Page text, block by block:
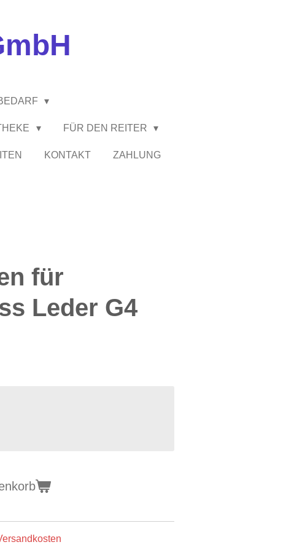
FÜR DEN REITER
KONTAKT ZAHLUNG
für
Leder G4